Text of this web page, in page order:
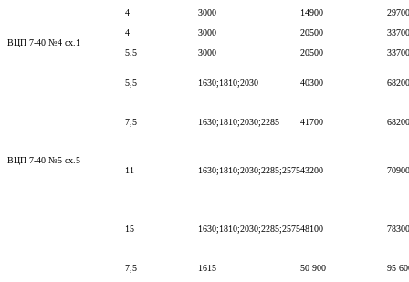
4
3000 14900 29700
ВЦП 7-40 №4 сх.1
4 3000 20500
33700
5,5
3000 20500 33700
ВЦП 7-40 №5 сх.5
5,5 1630;1810;2030 40300 68200
7,5 1630;1810;2030;2285 41700 68200
11 1630;1810;2030;2285;257543200 70900
15 1630;1810;2030;2285;257548100 78300
7,5 1615 50 900
95